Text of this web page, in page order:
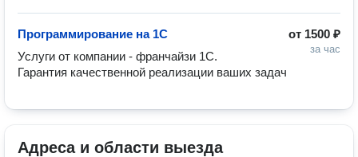
от 1500 ₽
за час
Программирование на 1C
Услуги от компании - франчайзи 1С.
Гарантия качественной реализации ваших задач
Адреса и области выезда